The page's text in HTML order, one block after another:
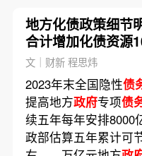
地方化债政策细节
合计增加化债资源
文｜财新 程思炜
2023年末全国隐性债
提高地方政府专项债
续五年每年安排8000
政部估算五年累计可